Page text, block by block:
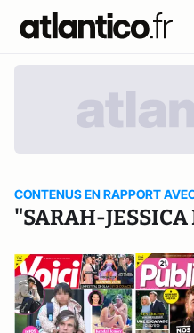
CONTENUS EN RAPPORT
"SARAH-JESSICA